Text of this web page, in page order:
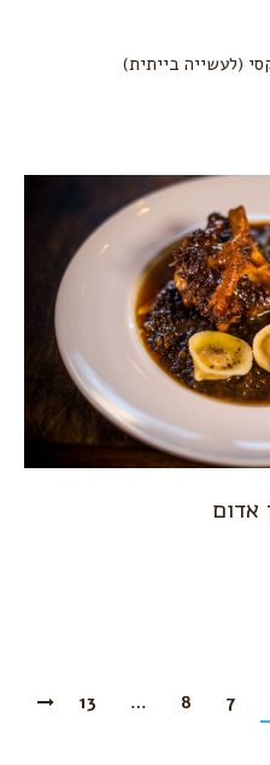
(לעשייה בייתית)
אדום
7
8
…
13